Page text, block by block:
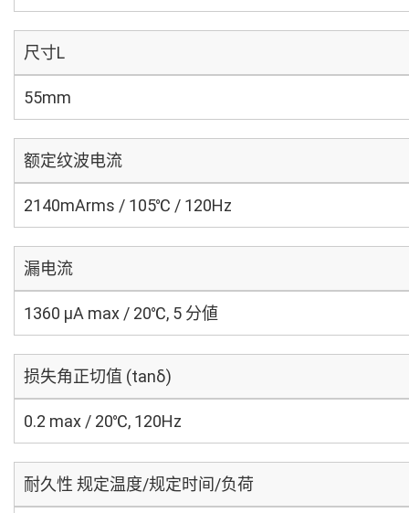
尺寸L
55mm
额定纹波电流
2140mArms / 105℃ / 120Hz
漏电流
1360 μA max / 20℃, 5 分値
损失角正切值 (tanδ)
0.2 max / 20℃, 120Hz
耐久性 规定温度/规定时间/负荷